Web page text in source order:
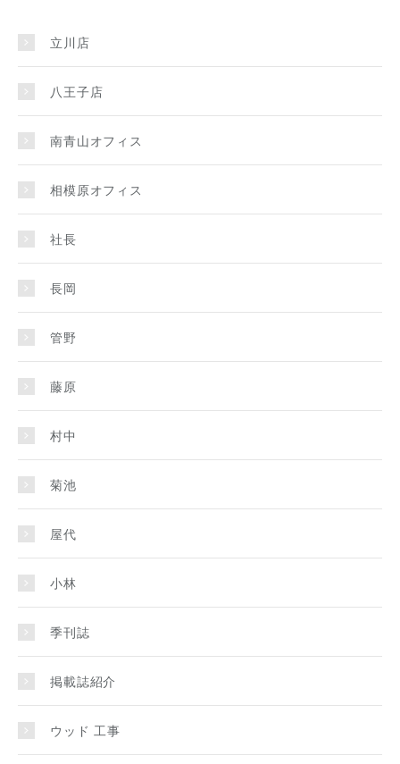
立川店
八王子店
南青山オフィス
相模原オフィス
社長
長岡
管野
藤原
村中
菊池
屋代
小林
季刊誌
掲載誌紹介
ウッド 工事